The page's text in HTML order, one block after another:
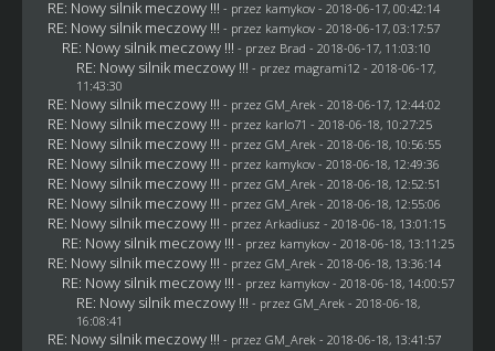
RE: Nowy silnik meczowy !!! - przez kamykov- 2018-06-17, 00:42:14
RE: Nowy silnik meczowy !!! - przez kamykov- 2018-06-17, 03:17:57
RE: Nowy silnik meczowy !!! - przez Brad - 2018-06-17, 11:03:10
RE: Nowy silnik meczowy !!! - przez magrami12 - 2018-06-17,
11:43:30
RE: Nowy silnik meczowy !!! - przez GM_Arek - 2018-06-17, 12:44:02
RE: Nowy silnik meczowy !!! - przez karlo71 - 2018-06-18, 10:27:25
RE: Nowy silnik meczowy !!! - przez GM_Arek - 2018-06-18, 10:56:55
RE: Nowy silnik meczowy !!! - przez kamykov- 2018-06-18, 12:49:36
RE: Nowy silnik meczowy !!! - przez GM_Arek - 2018-06-18, 12:52:51
RE: Nowy silnik meczowy !!! - przez GM_Arek - 2018-06-18, 12:55:06
RE: Nowy silnik meczowy !!! - przez Arkadiusz - 2018-06-18, 13:01:15
RE: Nowy silnik meczowy !!! - przez kamykov- 2018-06-18, 13:11:25
RE: Nowy silnik meczowy !!! - przez GM_Arek - 2018-06-18, 13:36:14
RE: Nowy silnik meczowy !!! - przez kamykov- 2018-06-18, 14:00:57
RE: Nowy silnik meczowy !!! - przez GM_Arek - 2018-06-18,
16:08:41
RE: Nowy silnik meczowy !!! - przez GM_Arek - 2018-06-18, 13:41:57